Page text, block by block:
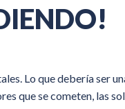
Lo que debería ser
que se cometen, las